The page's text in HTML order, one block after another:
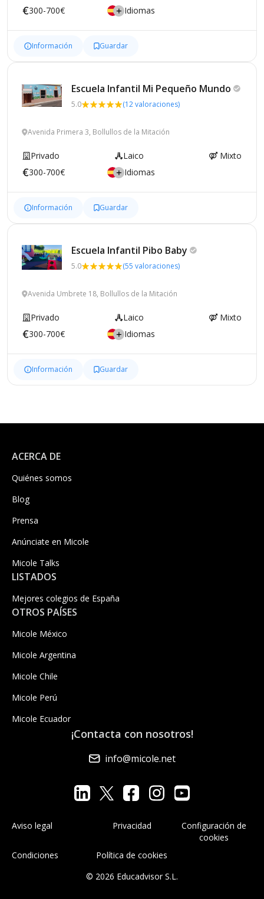
300-700€
Idiomas
Información Guardar
Escuela Infantil Mi Pequeño Mundo
5.0 (12 valoraciones)
Avenida Primera 3, Bollullos de la Mitación
Privado Laico
Mixto
300-700€
Idiomas
Información Guardar
Escuela Infantil Pibo Baby
5.0 (55 valoraciones)
Avenida Umbrete 18, Bollullos de la Mitación
Privado Laico
Mixto
300-700€
Idiomas
Información Guardar
ACERCA DE
Quiénes somos
Blog
Prensa
Anúnciate en Micole
Micole Talks
LISTADOS
Mejores colegios de España
OTROS PAÍSES
Micole México
Micole Argentina
Micole Chile
Micole Perú
Micole Ecuador
¡Contacta con nosotros!
info@micole.net
Aviso legal Privacidad
Configuración de
cookies
Condiciones
Política de cookies
© 2026 Educadvisor S.L.